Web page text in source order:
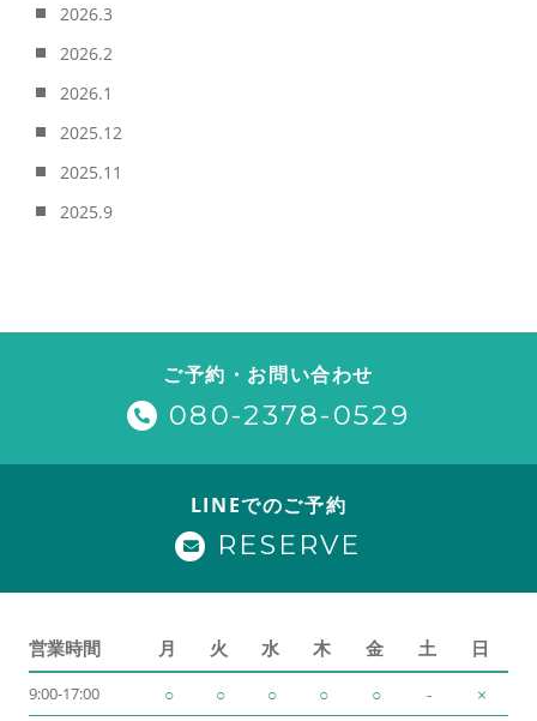
2026.3
2026.2
2026.1
2025.12
2025.11
2025.9
ご予約・お問い合わせ
080-2378-0529
LINEでのご予約
RESERVE
営業時間 月 火 水 木 金 土 日
9:00-17:00 ○ ○ ○ ○ ○ - ×